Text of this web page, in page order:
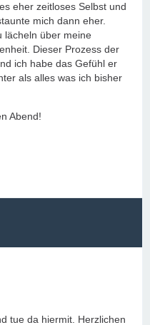
eher zeitloses Selbst und
mich dann eher.
lächeln über meine
Dieser Prozess der
ich habe das Gefühl er
als alles was ich bisher
Abend!
tue da hiermit. Herzlichen